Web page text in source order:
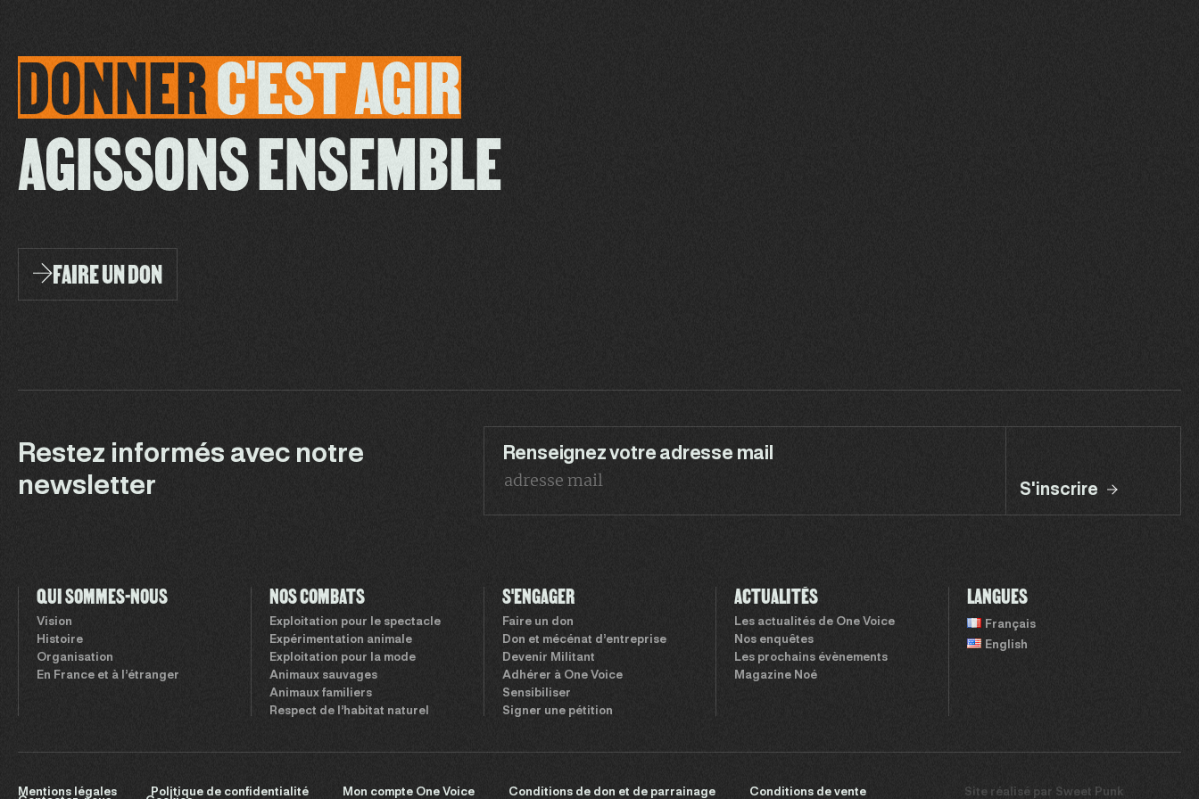
DONNERC'ESTAGIR
AGISSONS ENSEMBLE
FAIRE UN DON
Restez informés avec notre
newsletter
Renseignez votre adresse mail
S'inscrire
QUI SOMMES-NOUS
Vision
Histoire
Organisation
En France et à l’étranger
NOS COMBATS
Exploitation pour le spectacle
Expérimentation animale
Exploitation pour la mode
Animaux sauvages
Animaux familiers
Respect de l’habitat naturel
S'ENGAGER
Faire un don
Don et mécénat d’entreprise
Devenir Militant
Adhérer à One Voice
Sensibiliser
Signer une pétition
ACTUALITÉS
Les actualités de One Voice
Nos enquêtes
Les prochains évènements
Magazine Noé
LANGUES
Français
English
Mentions légales Politique de confidentialité Mon compte One Voice Conditions de don et de parrainage
Conditions de vente
Site réalisé par Sweet Punk